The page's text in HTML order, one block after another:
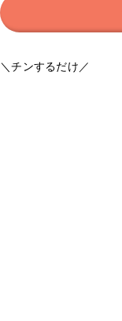
＼チンするだけ／